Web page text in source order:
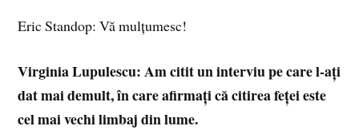
Eric Standop: Vă mulțumesc!
Virginia Lupulescu: Am citit un interviu pe care l-ați
dat mai demult, în care afirmați că citirea feței este
cel mai vechi limbaj din lume.